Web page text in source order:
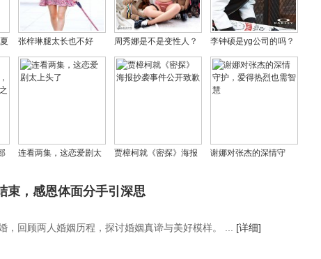
张梓琳腿太长也不好
看，刘雯和张梓琳谁腿
长呢？
周秀娜是不是变性人？
周秀娜性感内衣写真照
片
李钟硕是yg公司的吗？
李钟硕为什么是公益
兵？
连看两集，这恋爱剧太
贾樟柯就《密探》海报
谢娜对张杰的深情守
束，感恩体面分手引深思
，回顾两人婚姻历程，探讨婚姻真谛与美好模样。 ... [详细]